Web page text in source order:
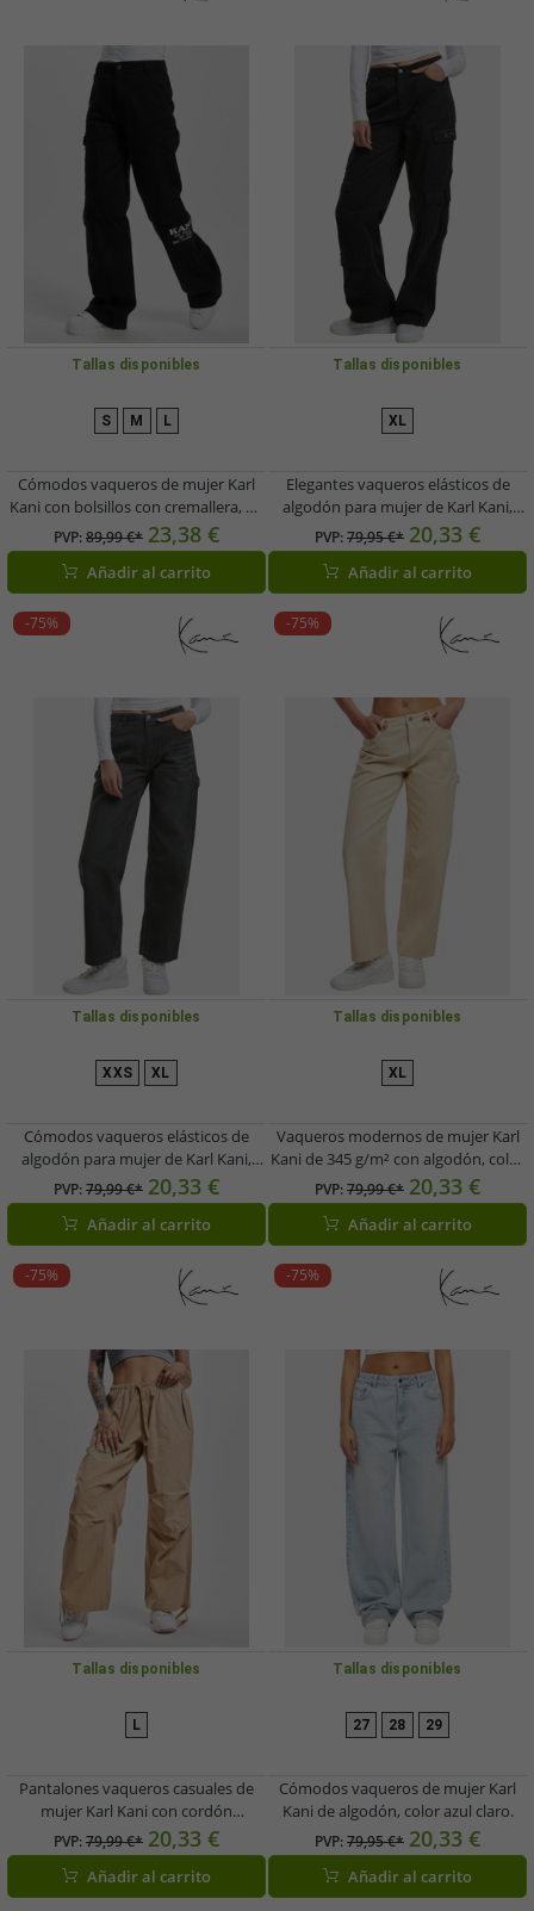
Tallas disponibles
S M L
Cómodos vaqueros de mujer Karl
Kani con bolsillos con cremallera, de
algodón, color negro.
PVP:89,99 €* 23,38 €
Añadir al carrito
Tallas disponibles
XL
Elegantes vaqueros elásticos de
algodón para mujer de Karl Kani,
color negro.
PVP:79,95 €* 20,33 €
Añadir al carrito
-75%
Tallas disponibles
XXS XL
Cómodos vaqueros elásticos de
algodón para mujer de Karl Kani,
color gris.
PVP:79,99 €* 20,33 €
Añadir al carrito
-75%
Tallas disponibles
XL
Vaqueros modernos de mujer Karl
Kani de 345 g/m² con algodón, color
beige.
PVP:79,99 €* 20,33 €
Añadir al carrito
-75%
Tallas disponibles
L
Pantalones vaqueros casuales de
mujer Karl Kani con cordón
ajustable y cierre de velcro, 150
g/m², algodón, color beige.
PVP:79,99 €* 20,33 €
Añadir al carrito
-75%
Tallas disponibles
27 28 29
Cómodos vaqueros de mujer Karl
Kani de algodón, color azul claro.
PVP:79,95 €* 20,33 €
Añadir al carrito